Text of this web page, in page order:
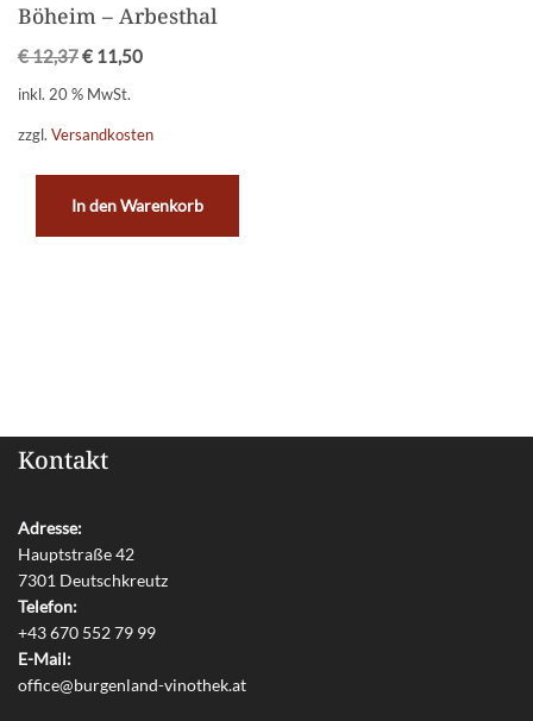
Böheim – Arbesthal
€12,37€ 11,50
inkl. 20 % MwSt.
zzgl. Versandkosten
In den Warenkorb
Kontakt
Adresse:
Hauptstraße 42
7301 Deutschkreutz
Telefon:
+43 670 552 79 99
E-Mail:
office@burgenland-vinothek.at